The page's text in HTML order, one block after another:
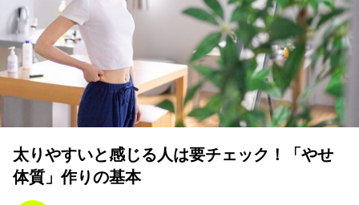
太りやすいと感じる人は要チェック！「やせ
体質」作りの基本